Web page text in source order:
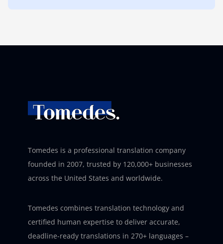
Tomedes is a professional translation company
founded in 2007, trusted by 120,000+ businesses
across the United States and worldwide.
Tomedes combines translation technology and
certified human expertise to deliver accurate,
deadline-ready translations in 270+ languages –